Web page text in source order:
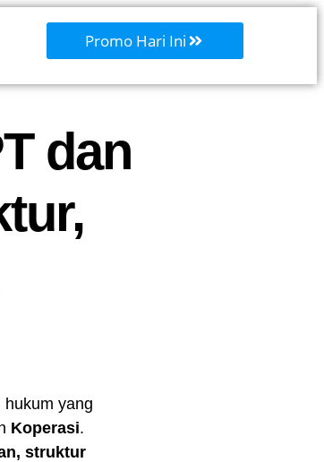
Promo Hari Ini
dan
yang
Koperasi.
struktur